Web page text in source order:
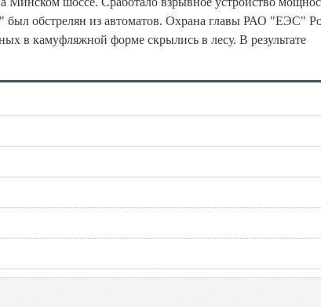
был обстрелян из автоматов. Охрана главы РАО "ЕЭС"
в камуфляжной форме скрылись в лесу. В результате